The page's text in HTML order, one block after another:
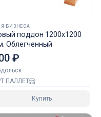
БИЗНЕСА
поддон 1200х1200
Облегченный
₽
ПАЛЛЕТ
Купить